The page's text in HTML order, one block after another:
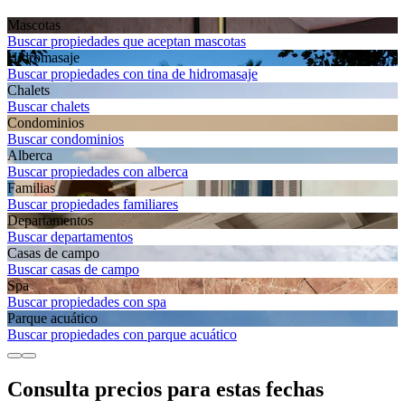
Mascotas
Buscar propiedades que aceptan mascotas
Hidromasaje
Buscar propiedades con tina de hidromasaje
Chalets
Buscar chalets
Condominios
Buscar condominios
Alberca
Buscar propiedades con alberca
Familias
Buscar propiedades familiares
Departa­mentos
Buscar departamentos
Casas de campo
Buscar casas de campo
Spa
Buscar propiedades con spa
Parque acuático
Buscar propiedades con parque acuático
Consulta precios para estas fechas